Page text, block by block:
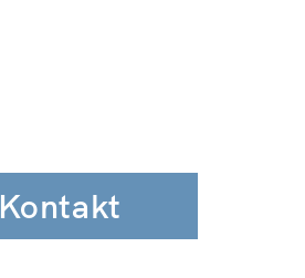
Kontakt